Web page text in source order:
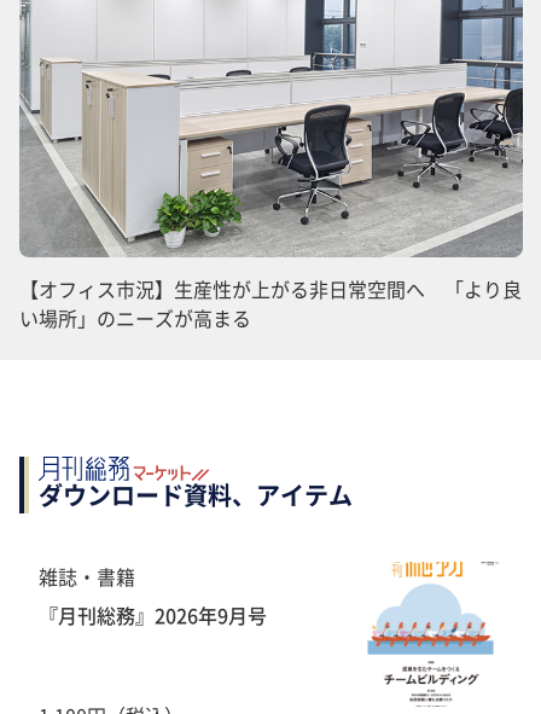
【オフィス市況】生産性が上がる非日常空間へ 「より良
い場所」のニーズが高まる
ダウンロード資料、アイテム
雑誌・書籍
『月刊総務』2026年9月号